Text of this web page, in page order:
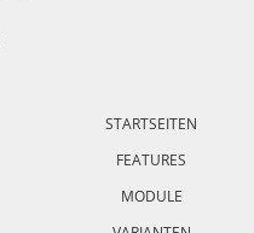
STARTSEITEN
FEATURES
MODULE